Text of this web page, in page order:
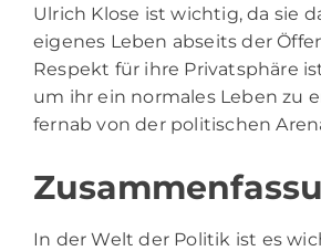
Ulrich Klose ist wichtig, da sie
eigenes Leben abseits der
Respekt für ihre Privatsphäre
um ihr ein normales Leben zu
fernab von der politischen
In der Welt der Politik ist es